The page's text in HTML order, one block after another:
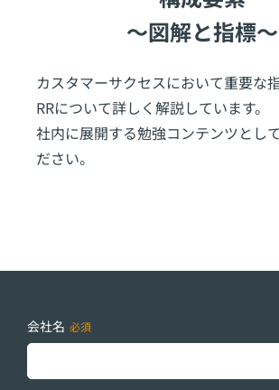
～図解と指標～
カスタマーサクセスにおいて重要な
RRについて詳しく解説しています。
社内に展開する勉強コンテンツとし
ださい。
会社名